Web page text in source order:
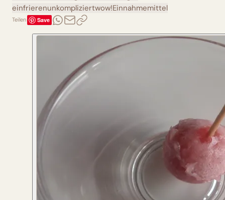
einfrierenunkompliziertwow!Einnahmemittel
Teilen Save